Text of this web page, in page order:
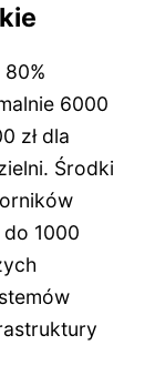
6000
zł dla
Środki
1000